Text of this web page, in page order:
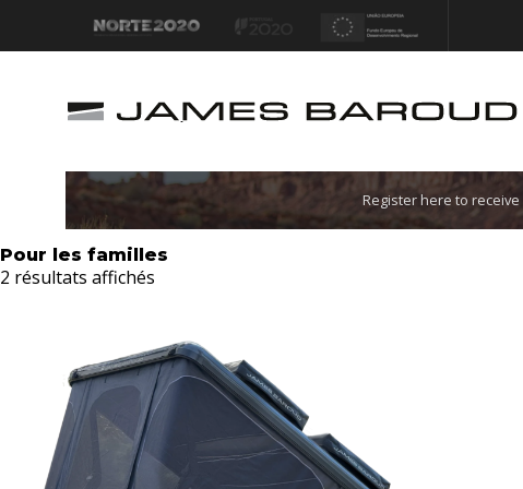
Let's go!
Register here to receive
Pour les familles
2 résultats affichés